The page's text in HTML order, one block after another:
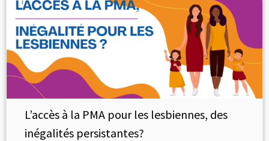
L’accès à la PMA pour les lesbiennes, des
inégalités persistantes?